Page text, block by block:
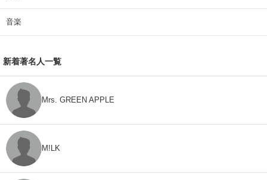
音楽
新着著名人一覧
Mrs. GREEN APPLE
M!LK